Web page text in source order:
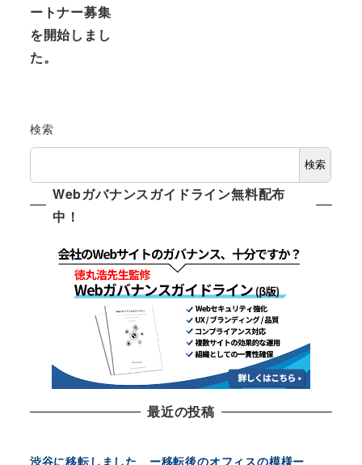
ートナー募集
を開始しまし
た。
検索
検索
Webガバナンスガイドライン無料配布
中！
最近の投稿
渋谷に移転しました ー移転後のオフィスの模様ー